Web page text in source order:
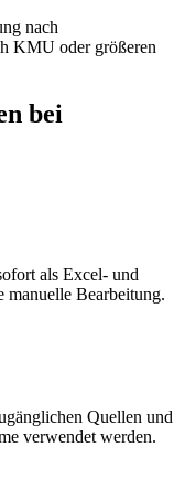
nach
KMU oder größeren
bei
als Excel- und
Bearbeitung.
Quellen und
verwendet werden.